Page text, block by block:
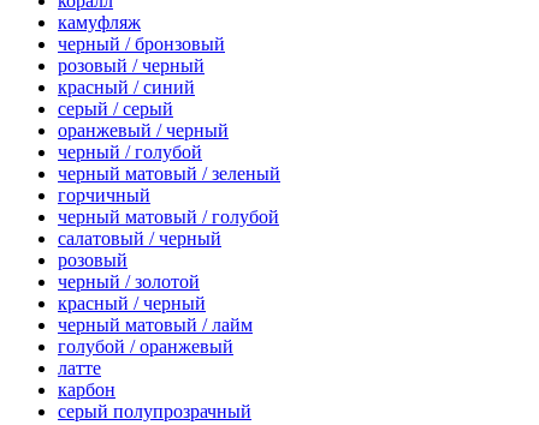
камуфляж
черный / бронзовый
розовый / черный
красный / синий
серый / серый
оранжевый / черный
черный / голубой
черный матовый / зеленый
горчичный
черный матовый / голубой
салатовый / черный
розовый
черный / золотой
красный / черный
черный матовый / лайм
голубой / оранжевый
латте
карбон
серый полупрозрачный